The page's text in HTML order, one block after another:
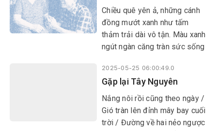
màu hoa của tiếng lòng thổn
thức, cưu mang bao hoài cảm,
cháy rưng rưng trong giây
phút giã biệt tuổi học trò…
Chiều quê yên ả, những cánh
đồng mướt xanh như tấm
thảm trải dài vô tận. Màu xanh
ngút ngàn căng tràn sức sống
khiến người xem như được
tiếp thêm nguồn sinh lực sống
mạnh mẽ. Hương lúa non
quyện hòa trong gió cứ ngòn
ngọt, dịu dàng mà vương vấn.
2025-05-25 06:00:49.0
Gặp lại Tây Nguyên
Nắng nôi rồi cũng theo ngày /
Gió tràn lên đỉnh mây bay cuối
trời / Đường về hai nẻo ngược